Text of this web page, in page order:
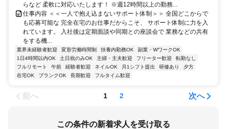
らなど 柔軟に対応いたします！ ※週12時間以上の勤務...
仕事内容 ＜＜一人で抱え込まないサポート体制＞＞ 全国どこからで
も応募可能な 完全在宅のお仕事だからこそ、 サポート体制に力を入
れています。 入社後は定期面談や同期との座談会で 業務などの共有
をする機...
業界未経験者歓迎 変形労働時間制 扶養内勤務OK
副業・WワークOK
1日4時間以内OK
土日祝のみOK 主婦・主夫歓迎 フリーター歓迎
転勤なし
フルリモート
午前 経験者歓迎 ネイルOK 月1シフト提出 研修あり
夕方
在宅OK
ブランクOK 長期歓迎 フルタイム歓迎
前へ 1 2 次へ
この条件の新着求人を受け取る